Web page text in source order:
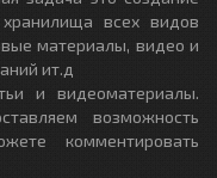
всех видов
материалы, видео и
ит.д
и видеоматериалы.
возможность
комментировать